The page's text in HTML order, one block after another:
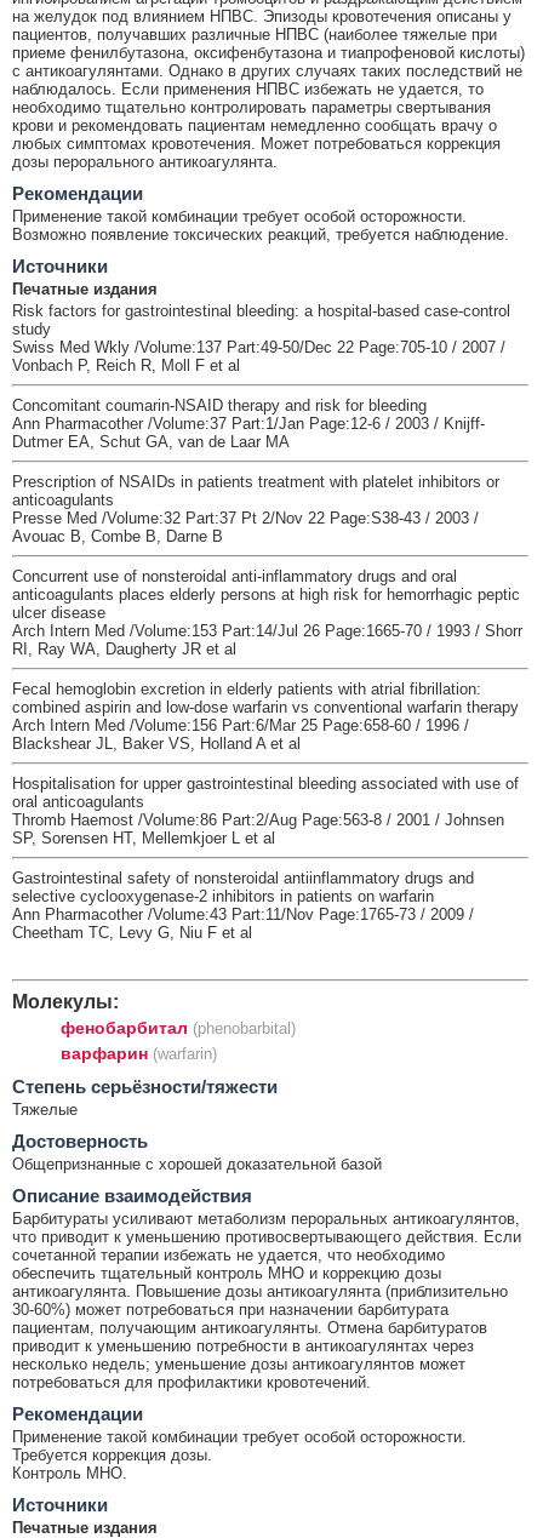
на желудок под влиянием НПВС. Эпизоды кровотечения описаны у
пациентов, получавших различные НПВС (наиболее тяжелые при
приеме фенилбутазона, оксифенбутазона и тиапрофеновой кислоты)
с антикоагулянтами. Однако в других случаях таких последствий не
наблюдалось. Если применения НПВС избежать не удается, то
необходимо тщательно контролировать параметры свертывания
крови и рекомендовать пациентам немедленно сообщать врачу о
любых симптомах кровотечения. Может потребоваться коррекция
дозы перорального антикоагулянта.
Рекомендации
Применение такой комбинации требует особой осторожности.
Возможно появление токсических реакций, требуется наблюдение.
Источники
Печатные издания
Risk factors for gastrointestinal bleeding: a hospital-based case-control
study
Swiss Med Wkly /Volume:137 Part:49-50/Dec 22 Page:705-10 / 2007 /
Vonbach P, Reich R, Moll F et al
Concomitant coumarin-NSAID therapy and risk for bleeding
Ann Pharmacother /Volume:37 Part:1/Jan Page:12-6 / 2003 / Knijff-
Dutmer EA, Schut GA, van de Laar MA
Prescription of NSAIDs in patients treatment with platelet inhibitors or
anticoagulants
Presse Med /Volume:32 Part:37 Pt 2/Nov 22 Page:S38-43 / 2003 /
Avouac B, Combe B, Darne B
Concurrent use of nonsteroidal anti-inflammatory drugs and oral
anticoagulants places elderly persons at high risk for hemorrhagic peptic
ulcer disease
Arch Intern Med /Volume:153 Part:14/Jul 26 Page:1665-70 / 1993 / Shorr
RI, Ray WA, Daugherty JR et al
Fecal hemoglobin excretion in elderly patients with atrial fibrillation:
combined aspirin and low-dose warfarin vs conventional warfarin therapy
Arch Intern Med /Volume:156 Part:6/Mar 25 Page:658-60 / 1996 /
Blackshear JL, Baker VS, Holland A et al
Hospitalisation for upper gastrointestinal bleeding associated with use of
oral anticoagulants
Thromb Haemost /Volume:86 Part:2/Aug Page:563-8 / 2001 / Johnsen
SP, Sorensen HT, Mellemkjoer L et al
Gastrointestinal safety of nonsteroidal antiinflammatory drugs and
selective cyclooxygenase-2 inhibitors in patients on warfarin
Ann Pharmacother /Volume:43 Part:11/Nov Page:1765-73 / 2009 /
Cheetham TC, Levy G, Niu F et al
Молекулы:
фенобарбитал (phenobarbital)
варфарин (warfarin)
Cтепень серьёзности/тяжести
Тяжелые
Достоверность
Общепризнанные с хорошей доказательной базой
Описание взаимодействия
Барбитураты усиливают метаболизм пероральных антикоагулянтов,
что приводит к уменьшению противосвертывающего действия. Если
сочетанной терапии избежать не удается, что необходимо
обеспечить тщательный контроль МНО и коррекцию дозы
антикоагулянта. Повышение дозы антикоагулянта (приблизительно
30-60%) может потребоваться при назначении барбитурата
пациентам, получающим антикоагулянты. Отмена барбитуратов
приводит к уменьшению потребности в антикоагулянтах через
несколько недель; уменьшение дозы антикоагулянтов может
потребоваться для профилактики кровотечений.
Рекомендации
Применение такой комбинации требует особой осторожности.
Требуется коррекция дозы.
Контроль МНО.
Источники
Печатные издания